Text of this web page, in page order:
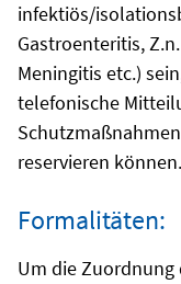
infektiös/
Gastroenteritis,
Meningitis etc.)
telefonische
reservieren können.
Formalitäten:
Um die Zuordnung